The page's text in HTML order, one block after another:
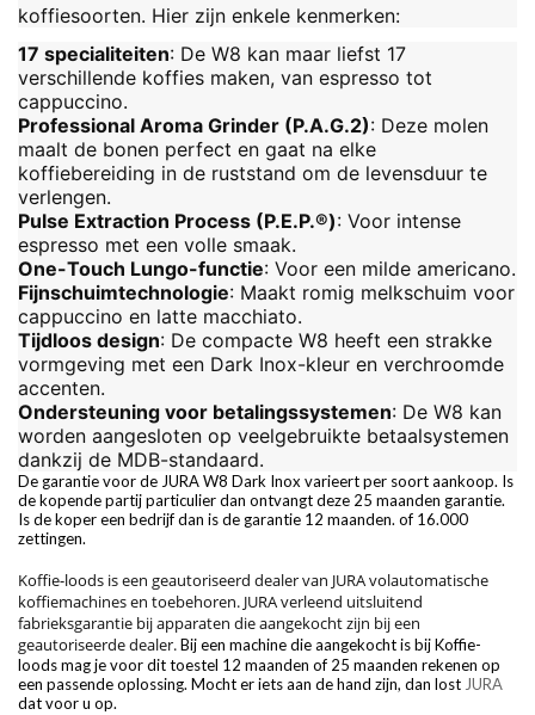
koffiesoorten. Hier zijn enkele kenmerken:
17 specialiteiten: De W8 kan maar liefst 17
verschillende koffies maken, van espresso tot
cappuccino.
Professional Aroma Grinder (P.A.G.2): Deze molen
maalt de bonen perfect en gaat na elke
koffiebereiding in de ruststand om de levensduur te
verlengen.
Pulse Extraction Process (P.E.P.®): Voor intense
espresso met een volle smaak.
One-Touch Lungo-functie: Voor een milde americano.
Fijnschuimtechnologie: Maakt romig melkschuim voor
cappuccino en latte macchiato.
Tijdloos design: De compacte W8 heeft een strakke
vormgeving met een Dark Inox-kleur en verchroomde
accenten.
Ondersteuning voor betalingssystemen: De W8 kan
worden aangesloten op veelgebruikte betaalsystemen
dankzij de MDB-standaard.
De garantie voor de JURA W8 Dark Inox varieert per soort aankoop. Is
de kopende partij particulier dan ontvangt deze 25 maanden garantie.
Is de koper een bedrijf dan is de garantie 12 maanden. of 16.000
zettingen.
Koffie-loods is een geautoriseerd dealer van JURA volautomatische
koffiemachines en toebehoren. JURA verleend uitsluitend
fabrieksgarantie bij apparaten die aangekocht zijn bij een
geautoriseerde dealer.Bij een machine die aangekocht is bij Koffie-
loods mag je voor dit toestel 12 maanden of 25 maanden rekenen op
een passende oplossing. Mocht er iets aan de hand zijn, dan lost JURA
dat voor u op.